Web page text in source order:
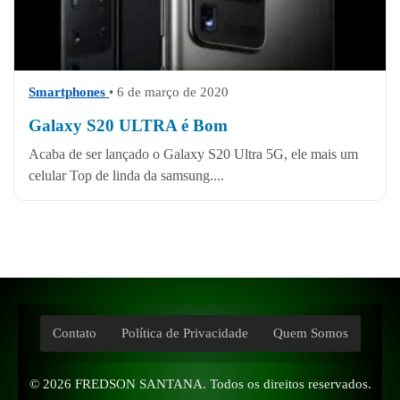
Smartphones • 6 de março de 2020
Galaxy S20 ULTRA é Bom
Acaba de ser lançado o Galaxy S20 Ultra 5G, ele mais um
celular Top de linda da samsung....
Contato Política de Privacidade Quem Somos
© 2026 FREDSON SANTANA. Todos os direitos reservados.